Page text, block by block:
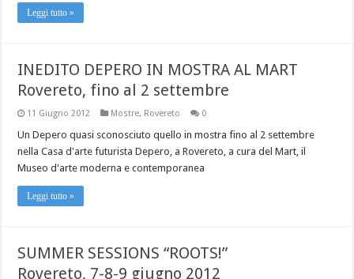
Leggi tutto »
INEDITO DEPERO IN MOSTRA AL MART
Rovereto, fino al 2 settembre
11 Giugno 2012 Mostre, Rovereto 0
Un Depero quasi sconosciuto quello in mostra fino al 2 settembre
nella Casa d'arte futurista Depero, a Rovereto, a cura del Mart, il
Museo d'arte moderna e contemporanea
Leggi tutto »
SUMMER SESSIONS “ROOTS!”
Rovereto, 7-8-9 giugno 2012